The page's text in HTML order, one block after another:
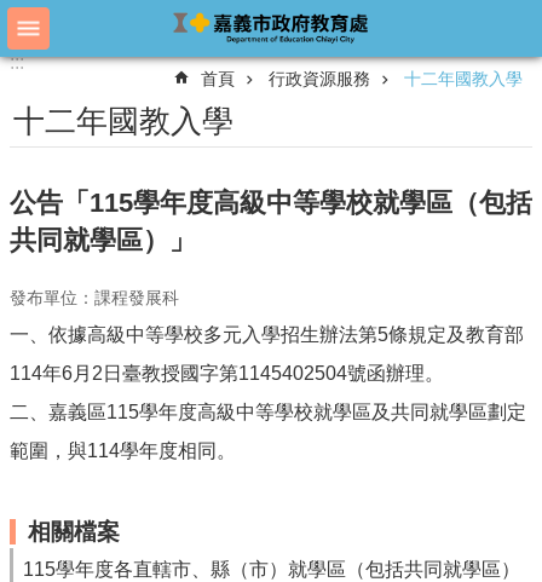
跳到主要內容區塊
進
搜
尋
教
育
概
教
處
各
最
新
::::::
首頁 行政資源服務 十二年國教入學
十二年國教入學
公告「115學年度高級中等學校就學區（包括
共同就學區）」
發布單位：課程發展科
一、依據高級中等學校多元入學招生辦法第5條規定及教育部
114年6月2日臺教授國字第1145402504號函辦理。
二、嘉義區115學年度高級中等學校就學區及共同就學區劃定
範圍，與114學年度相同。
相關檔案
115學年度各直轄市、縣（市）就學區（包括共同就學區）